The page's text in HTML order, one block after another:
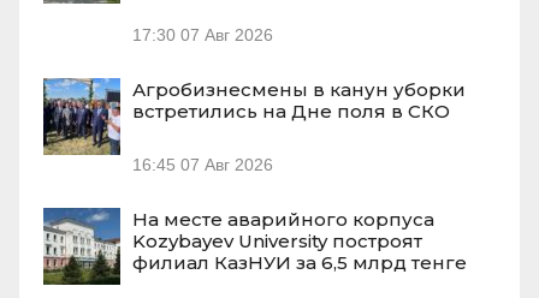
17:30 07 Авг 2026
Агробизнесмены в канун уборки
встретились на Дне поля в СКО
16:45 07 Авг 2026
На месте аварийного корпуса
Kozybayev University построят
филиал КазНУИ за 6,5 млрд тенге